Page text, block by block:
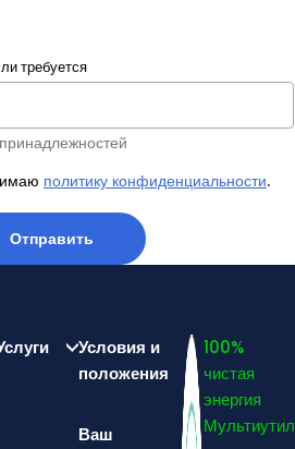
требуется
политику конфиденциальности.
Отправить
Условия и
положения
Ваш
100%
чистая
энергия